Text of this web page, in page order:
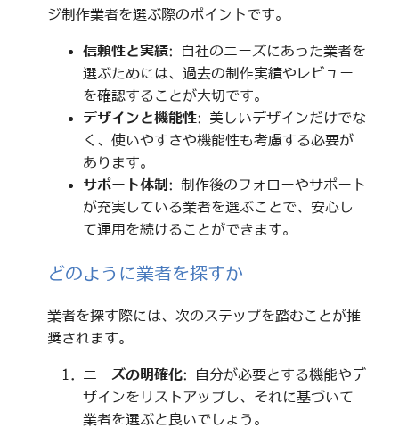
ジ制作業者を選ぶ際のポイントです。
信頼性と実績: 自社のニーズにあった業者を
選ぶためには、過去の制作実績やレビュー
を確認することが大切です。
デザインと機能性: 美しいデザインだけでな
く、使いやすさや機能性も考慮する必要が
あります。
サポート体制 : 制作後のフォローやサポート
が充実している業者を選ぶことで、安心し
て運用を続けることができます。
どのように業者を探すか
業者を探す際には、次のステップを踏むことが推
奨されます。
ニーズの明確化: 自分が必要とする機能やデ
ザインをリストアップし、それに基づいて
業者を選ぶと良いでしょう。